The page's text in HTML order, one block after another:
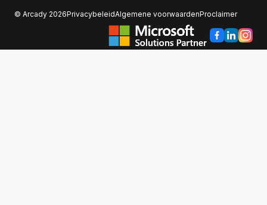
© Arcady 2026PrivacybeleidAlgemene voorwaardenProclaimer